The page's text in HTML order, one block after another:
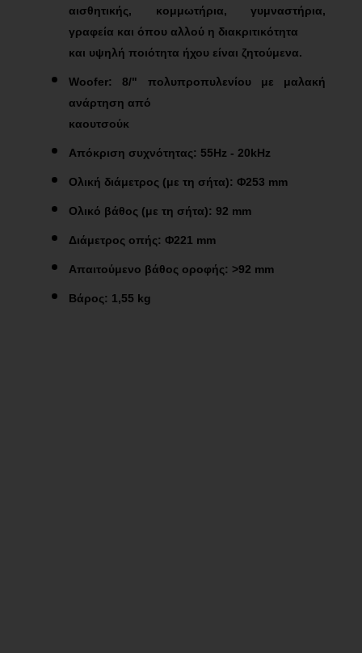
αισθητικής, κομμωτήρια, γυμναστήρια,
γραφεία και όπου αλλού η διακριτικότητα
και υψηλή ποιότητα ήχου είναι ζητούμενα.
Woofer: 8/" πολυπροπυλενίου με μαλακή
ανάρτηση από
καουτσούκ
Απόκριση συχνότητας: 55Hz - 20kHz
Ολική διάμετρος (με τη σήτα): Φ253 mm
Ολικό βάθος (με τη σήτα): 92 mm
Διάμετρος οπής: Φ221 mm
Απαιτούμενο βάθος οροφής: >92 mm
Βάρος: 1,55 kg